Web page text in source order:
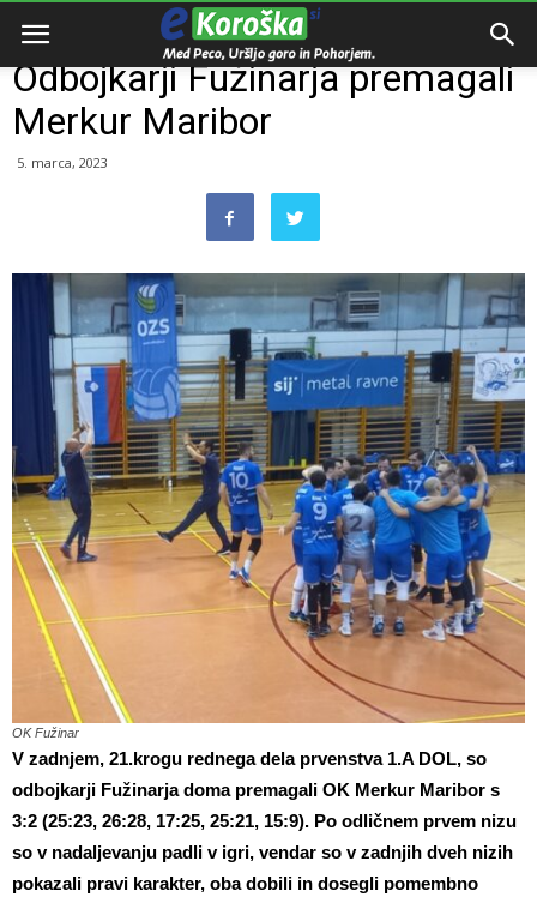
Domov
Odbojkarji Fužinarja premagali
Merkur Maribor
5. marca, 2023
OK Fužinar
V zadnjem, 21.krogu rednega dela prvenstva 1.A DOL, so
odbojkarji Fužinarja doma premagali OK Merkur Maribor s
3:2 (25:23, 26:28, 17:25, 25:21, 15:9). Po odličnem prvem nizu
so v nadaljevanju padli v igri, vendar so v zadnjih dveh nizih
pokazali pravi karakter, oba dobili in dosegli pomembno